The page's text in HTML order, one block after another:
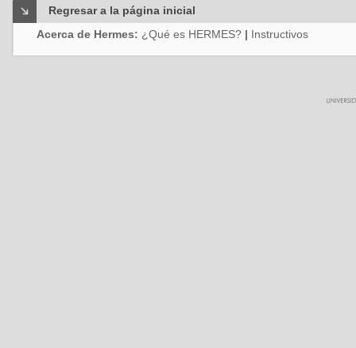
Regresar a la página inicial
Acerca de Hermes: ¿Qué es HERMES? | Instructivos